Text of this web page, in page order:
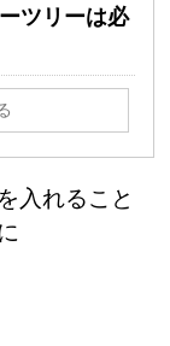
ツリーは必
入れること